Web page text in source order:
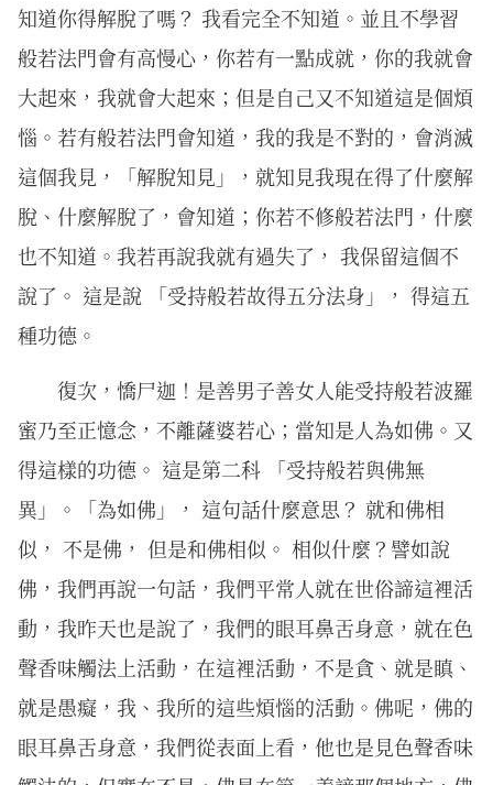
知道你得解脫了嗎？ 我看完全不知道。並且不學習
般若法門會有高慢心，你若有一點成就，你的我就會
大起來，我就會大起來；但是自己又不知道這是個煩
惱。若有般若法門會知道，我的我是不對的，會消滅
這個我見，「解脫知見」，就知見我現在得了什麼解
脫、什麼解脫了，會知道；你若不修般若法門，什麼
也不知道。我若再說我就有過失了， 我保留這個不
說了。 這是說 「受持般若故得五分法身」， 得這五
種功德。
復次，憍尸迦！是善男子善女人能受持般若波羅
蜜乃至正憶念，不離薩婆若心；當知是人為如佛。又
得這樣的功德。 這是第二科 「受持般若與佛無
異」。「為如佛」， 這句話什麼意思？ 就和佛相
似， 不是佛， 但是和佛相似。 相似什麼？譬如說
佛，我們再說一句話，我們平常人就在世俗諦這裡活
動，我昨天也是說了，我們的眼耳鼻舌身意，就在色
聲香味觸法上活動，在這裡活動，不是貪、就是瞋、
就是愚癡，我、我所的這些煩惱的活動。佛呢，佛的
眼耳鼻舌身意，我們從表面上看，他也是見色聲香味